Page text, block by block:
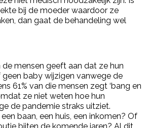
bij de moeder waardoor ze
dan gaat de behandeling wel
de mensen geeft aan dat ze hun
baby wijzigen vanwege de
61% van die mensen zegt ‘bang en
ze niet weten hoe hun
de pandemie straks uitziet.
baan, een huis, een inkomen? Of
bijten de komende jaren? Al dit